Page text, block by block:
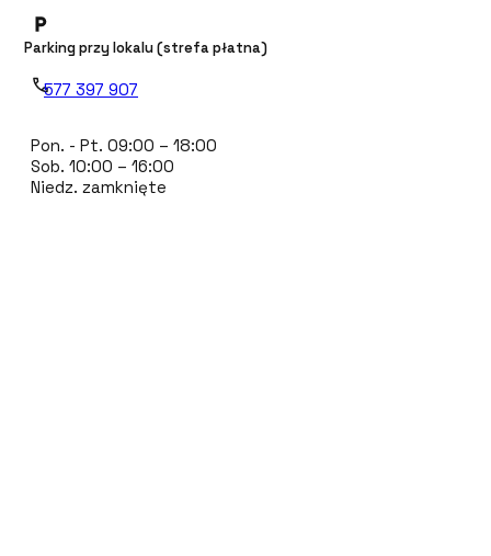
Parking przy lokalu (strefa płatna)
577 397 907
Pon. - Pt. 09:00 – 18:00
Sob. 10:00 – 16:00
Niedz. zamknięte